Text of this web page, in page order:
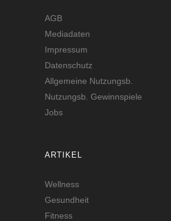
AGB
Mediadaten
Impressum
Datenschutz
Allgemeine Nutzungsb.
Nutzungsb. Gewinnspiele
Jobs
ARTIKEL
Wellness
Gesundheit
Fitness